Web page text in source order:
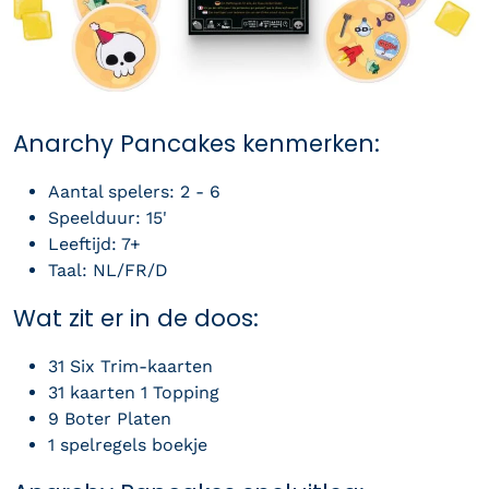
Anarchy Pancakes kenmerken:
Aantal spelers: 2 - 6
Speelduur: 15'
Leeftijd: 7+
Taal: NL/FR/D
Wat zit er in de doos:
31 Six Trim-kaarten
31 kaarten 1 Topping
9 Boter Platen
1 spelregels boekje